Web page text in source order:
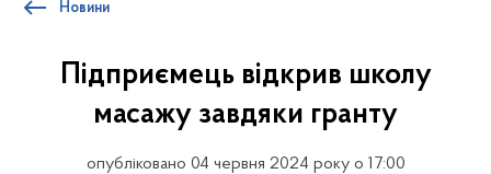
Новини
Підприємець відкрив школу
масажу завдяки гранту
опубліковано 04 червня 2024 року о 17:00